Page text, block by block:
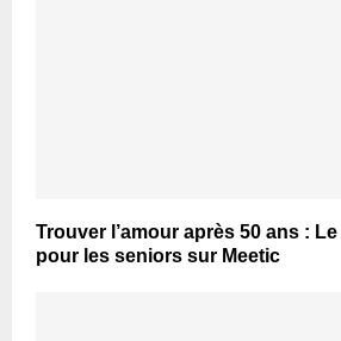
Trouver l’amour après 50 ans :
pour les seniors sur Meetic